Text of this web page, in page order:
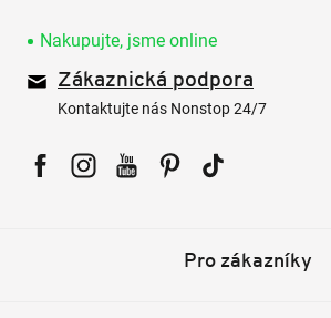
Nakupujte, jsme online
Zákaznická podpora
Kontaktujte nás Nonstop 24/7
Pro zákazníky